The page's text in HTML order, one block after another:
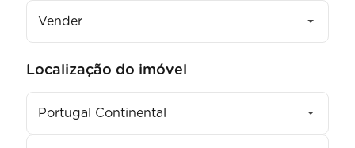
Vender
Localização do imóvel
Portugal Continental